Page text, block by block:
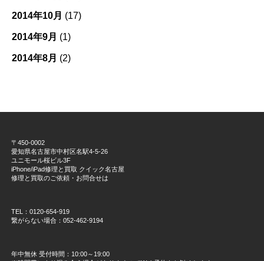
2014年10月 (17)
2014年9月 (1)
2014年8月 (2)
〒450-0002
愛知県名古屋市中村区名駅4-5-26
ユニモール桜ビル3F
iPhone/iPad修理と買取 クイック名古屋
修理と買取のご依頼・お問合せは
TEL：0120-654-919
繋がらない場合：052-462-9194
年中無休 受付時間：10:00～19:00